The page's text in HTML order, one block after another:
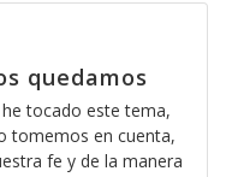
quedamos
tocado este tema,
tomemos en cuenta,
fe y de la manera